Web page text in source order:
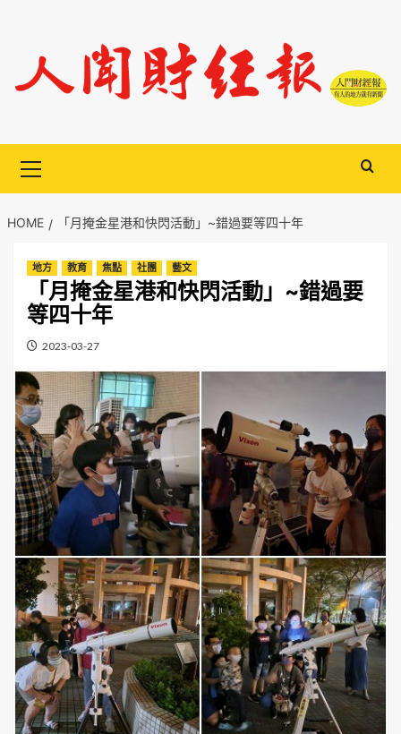
content
Menu
HOME 「月掩金星港和快閃活動」~錯過要等四十年
地方 教育 焦點 社團 藝文
「月掩金星港和快閃活動」~錯過要
等四十年
2023-03-27